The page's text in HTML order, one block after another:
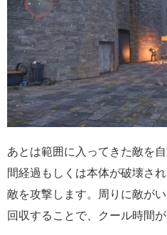
あとは範囲に入ってきた敵を
間経過もしくは本体が破壊さ
敵を攻撃します。周りに敵が
回収することで、クール時間が